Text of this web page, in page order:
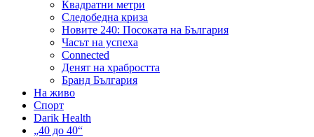
Квадратни метри
Следобедна криза
Новите 240: Посоката на България
Часът на успеха
Connected
Денят на храбростта
Бранд България
На живо
Спорт
Darik Health
„40 до 40“